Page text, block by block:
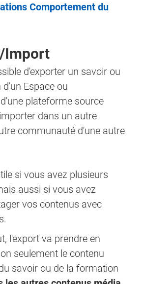
Comportement du
Import
d'exporter un savoir ou
Espace ou
plateforme source
dans un autre
communauté d'une autre
si vous avez plusieurs
aussi si vous avez
vos contenus avec
l'export va prendre en
seulement le contenu
savoir ou de la formation